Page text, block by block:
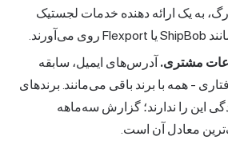
یک ارائه دهنده خدمات لجستیک
مشتری.آدرس‌های ایمیل، سابقه
همه با برند باقی می‌مانند. برندهای
را ندارند؛ گزارش سه‌ماهه
آن است.